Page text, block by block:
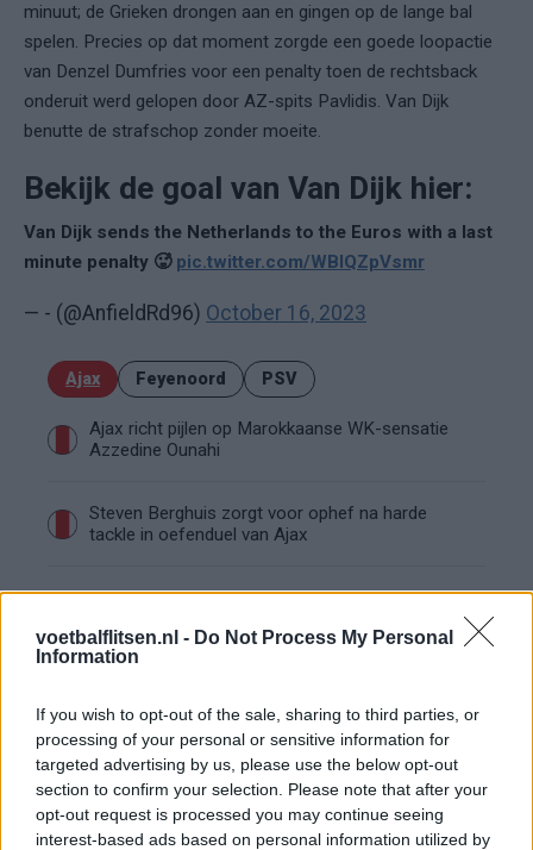
voetbalflitsen.nl - Do Not Process My Personal
Information
If you wish to opt-out of the sale, sharing to third parties, or
processing of your personal or sensitive information for
targeted advertising by us, please use the below opt-out
section to confirm your selection. Please note that after your
opt-out request is processed you may continue seeing
interest-based ads based on personal information utilized by
minuut; de Grieken drongen aan en gingen op de lange bal
spelen. Precies op dat moment zorgde een goede loopactie
van Denzel Dumfries voor een penalty toen de rechtsback
onderuit werd gelopen door AZ-spits Pavlidis. Van Dijk
benutte de strafschop zonder moeite.
Bekijk de goal van Van Dijk hier:
Van Dijk sends the Netherlands to the Euros with a last
minute penalty 🥵 pic.twitter.com/WBlQZpVsmr
— - (@AnfieldRd96) October 16, 2023
Ajax Feyenoord PSV
Ajax richt pijlen op Marokkaanse WK-sensatie
Azzedine Ounahi
Steven Berghuis zorgt voor ophef na harde
tackle in oefenduel van Ajax
Dit houdt de transfer van Marc-André ter Stegen
plan van Ajax
Kritiek op Engels van Míchel genuanceerd: ‘Ajax-
spelers snappen dat echt wel’